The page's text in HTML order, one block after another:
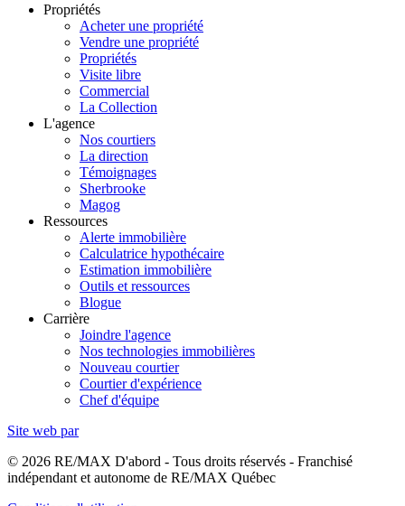
Propriétés
Acheter une propriété
Vendre une propriété
Propriétés
Visite libre
Commercial
La Collection
L'agence
Nos courtiers
La direction
Témoignages
Sherbrooke
Magog
Ressources
Alerte immobilière
Calculatrice hypothécaire
Estimation immobilière
Outils et ressources
Blogue
Carrière
Joindre l'agence
Nos technologies immobilières
Nouveau courtier
Courtier d'expérience
Chef d'équipe
Site web par
© 2026 RE/MAX D'abord - Tous droits réservés - Franchisé
indépendant et autonome de RE/MAX Québec